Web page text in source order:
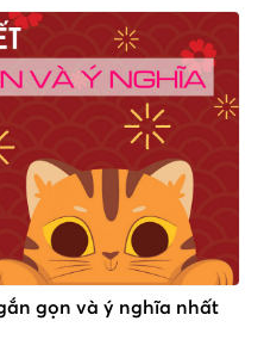
gọn và ý nghĩa nhất